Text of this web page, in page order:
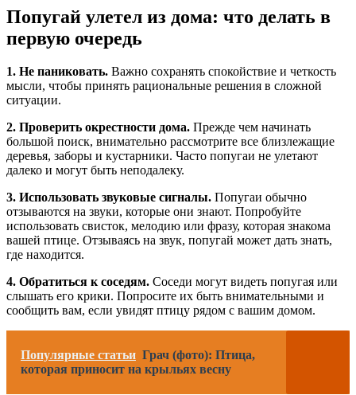
Попугай улетел из дома: что делать в
первую очередь
1. Не паниковать. Важно сохранять спокойствие и четкость
мысли, чтобы принять рациональные решения в сложной
ситуации.
2. Проверить окрестности дома. Прежде чем начинать
большой поиск, внимательно рассмотрите все близлежащие
деревья, заборы и кустарники. Часто попугаи не улетают
далеко и могут быть неподалеку.
3. Использовать звуковые сигналы. Попугаи обычно
отзываются на звуки, которые они знают. Попробуйте
использовать свисток, мелодию или фразу, которая знакома
вашей птице. Отзываясь на звук, попугай может дать знать,
где находится.
4. Обратиться к соседям. Соседи могут видеть попугая или
слышать его крики. Попросите их быть внимательными и
сообщить вам, если увидят птицу рядом с вашим домом.
Популярные статьи Грач (фото): Птица,
которая приносит на крыльях весну